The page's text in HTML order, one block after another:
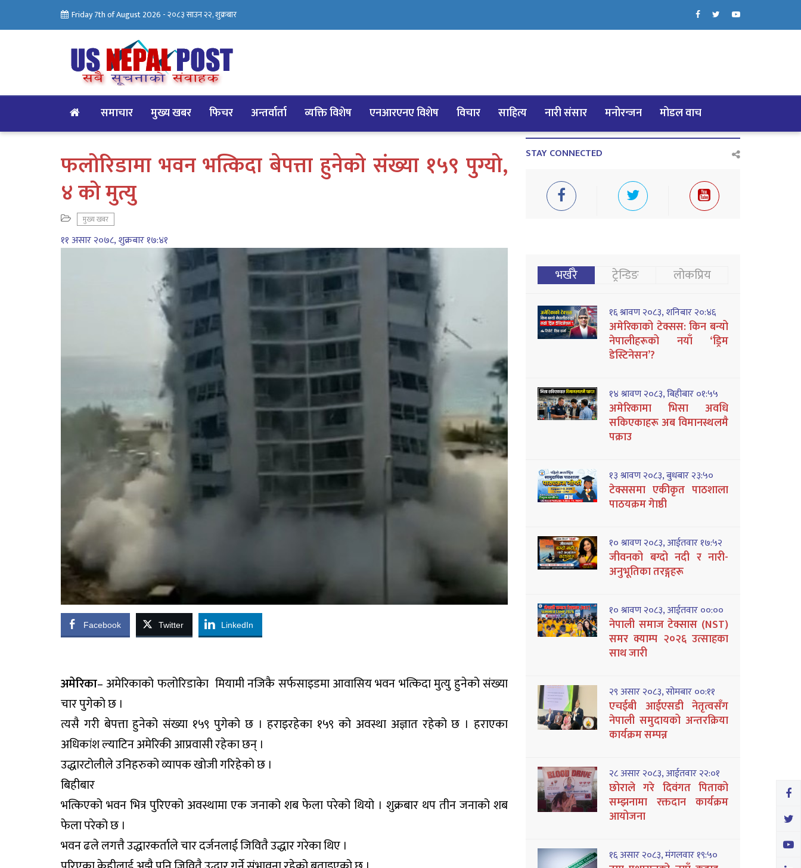
Friday 7th of August 2026 -२०८३ साउन २२, शुक्रबार
समाचार मुख्य खबर फिचर अन्तर्वार्ता व्यक्ति विशेष एनआरएनए विशेष विचार साहित्य नारी संसार मनोरन्जन मोडल वाच
फलोरिडामा भवन भत्किदा बेपत्ता हुनेको संख्या १५९ पुग्यो,
४ को मुत्यु
मुख्य खबर
११ असार २०७८, शुक्रबार १७:४१
Facebook Twitter LinkedIn
अमेरिका– अमेरिकाको फलोरिडाकेा मियामी नजिकै सर्फसाइडमा आवासिय भवन भत्किदा मुत्यु हुनेको संख्या
चार पुगेको छ ।
त्यसै गरी बेपत्ता हुनेको संख्या १५९ पुगेको छ । हराइरहेका १५९ को अवस्था अज्ञात रहेको छ । हराएका
अधिकांश ल्याटिन अमेरिकी आप्रवासी रहेका छन् ।
उद्धारटोलीले उनिहरुको व्यापक खोजी गरिहेको छ ।
बिहीबार
भत्किएको भवन भित्र पुरिएको अवस्थामा एक जनाको शब फेला परेको थियो । शुक्रबार थप तीन जनाको शब
फेला परेको छ ।
भवन ढले लगत्तै उद्धारकर्ताले चार दर्जनलाई जिवितै उद्धार गरेका थिए ।
STAY CONNECTED
भर्खरै ट्रेन्डिङ लोकप्रिय
१६ श्रावण २०८३, शनिबार २०:४६
अमेरिकाको टेक्सस: किन बन्यो
नेपालीहरूको नयाँ ‘ड्रिम
डेस्टिनेसन’?
१४ श्रावण २०८३, बिहीबार ०१:५५
अमेरिकामा भिसा अवधि
सकिएकाहरू अब विमानस्थलमै
पक्राउ
१३ श्रावण २०८३, बुधबार २३:५०
टेक्ससमा एकीकृत पाठशाला
पाठयक्रम गेाष्ठी
१० श्रावण २०८३, आईतवार १७:५२
जीवनको बग्दो नदी र नारी-
अनुभूतिका तरङ्गहरू
१० श्रावण २०८३, आईतवार ००:००
नेपाली समाज टेक्सास (NST)
समर क्याम्प २०२६ उत्साहका
साथ जारी
२९ असार २०८३, सोमबार ००:११
एचईबी आईएसडी नेतृत्वसँग
नेपाली समुदायको अन्तरक्रिया
कार्यक्रम सम्पन्न
२८ असार २०८३, आईतवार २२:०१
छोराले गरे दिवंगत पिताको
सम्झनामा रक्तदान कार्यक्रम
आयोजना
१६ असार २०८३, मंगलवार १९:५०